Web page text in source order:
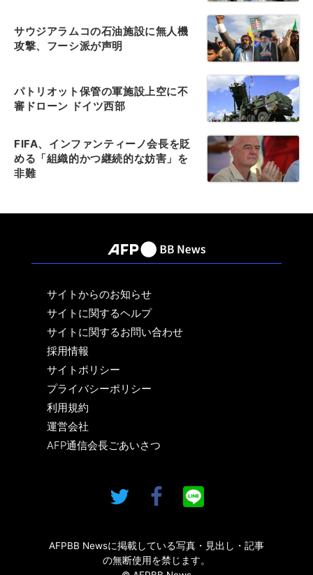
サウジアラムコの石油施設に無人機
攻撃、フーシ派が声明
パトリオット保管の軍施設上空に不
審ドローン ドイツ西部
FIFA、インファンティーノ会長を貶
める「組織的かつ継続的な妨害」を
非難
サイトからのお知らせ
サイトに関するヘルプ
サイトに関するお問い合わせ
採用情報
サイトポリシー
プライバシーポリシー
利用規約
運営会社
AFP通信会長ごあいさつ
AFPBB Newsに掲載している写真・見出し・記事
の無断使用を禁じます。